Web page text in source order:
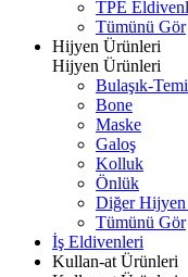
TPE
Tümünü Gör
Hijyen Ürünleri
Hijyen Ürünleri
Bulaşık-
Bone
Maske
Galoş
Kolluk
Önlük
Diğer
Tümünü Gör
İş Eldivenleri
Kullan-at Ürünleri